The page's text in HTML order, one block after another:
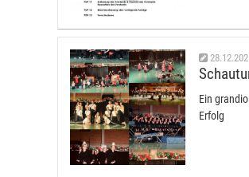
Ein
Erfolg